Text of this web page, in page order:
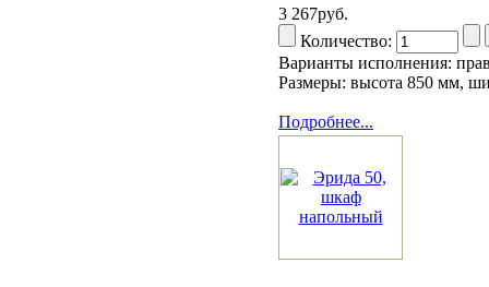
3 267руб.
Количество:
Варианты исполнения:
Размеры: высота 850 мм,
Подробнее...